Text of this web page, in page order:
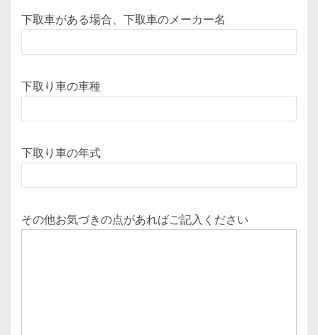
下取車がある場合、下取車のメーカー名
下取り車の車種
下取り車の年式
その他お気づきの点があればご記入ください